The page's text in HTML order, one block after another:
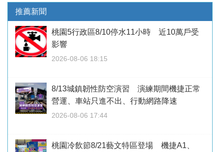
推薦新聞
桃園5行政區8/10停水11小時 近10萬戶受
影響
2026-08-06 18:15
8/13城鎮韌性防空演習 演練期間機捷正常
營運、車站只進不出、行動網路降速
2026-08-06 17:44
桃園冷飲節8/21藝文特區登場 機捷A1、